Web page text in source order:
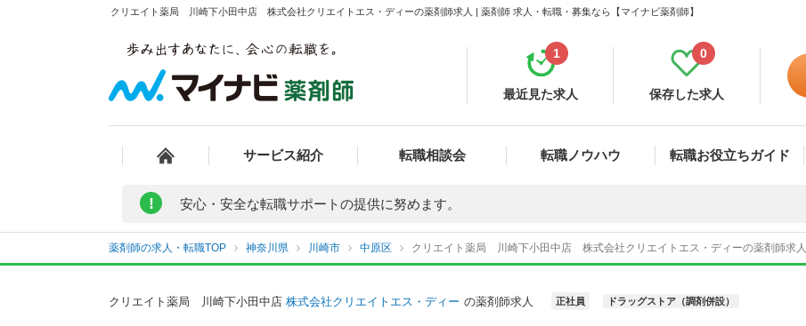
クリエイト薬局 川崎下小田中店 株式会社クリエイトエス・ディーの薬剤師求人 | 薬剤師 求人・転職・募集なら【マイナビ薬剤師】
最近見た求人
1
保存した求人
0
サービス紹介 転職相談会 転職ノウハウ 転職お役立ちガイド
! 安心・安全な転職サポートの提供に努めます。
薬剤師の求人・転職TOP 神奈川県 川崎市 中原区 クリエイト薬局 川崎下小田中店 株式会社クリエイトエス・ディーの薬剤師求人
クリエイト薬局 川崎下小田中店 株式会社クリエイトエス・ディー の薬剤師求人 正社員 ドラッグストア（調剤併設）